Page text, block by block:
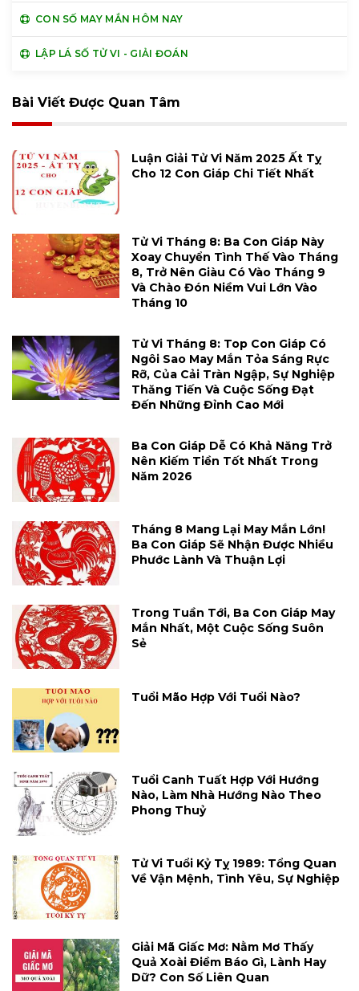
CON SỐ MAY MẮN HÔM NAY
LẬP LÁ SỐ TỬ VI - GIẢI ĐOÁN
Bài Viết Được Quan Tâm
Luận Giải Tử Vi Năm 2025 Ất Tỵ
Cho 12 Con Giáp Chi Tiết Nhất
Tử Vi Tháng 8: Ba Con Giáp Này
Xoay Chuyển Tình Thế Vào Tháng
8, Trở Nên Giàu Có Vào Tháng 9
Và Chào Đón Niềm Vui Lớn Vào
Tháng 10
Tử Vi Tháng 8: Top Con Giáp Có
Ngôi Sao May Mắn Tỏa Sáng Rực
Rỡ, Của Cải Tràn Ngập, Sự Nghiệp
Thăng Tiến Và Cuộc Sống Đạt
Đến Những Đỉnh Cao Mới
Ba Con Giáp Dễ Có Khả Năng Trở
Nên Kiếm Tiền Tốt Nhất Trong
Năm 2026
Tháng 8 Mang Lại May Mắn Lớn!
Ba Con Giáp Sẽ Nhận Được Nhiều
Phước Lành Và Thuận Lợi
Trong Tuần Tới, Ba Con Giáp May
Mắn Nhất, Một Cuộc Sống Suôn
Sẻ
Tuổi Mão Hợp Với Tuổi Nào?
Tuổi Canh Tuất Hợp Với Hướng
Nào, Làm Nhà Hướng Nào Theo
Phong Thuỷ
Tử Vi Tuổi Kỷ Tỵ 1989: Tổng Quan
Về Vận Mệnh, Tình Yêu, Sự Nghiệp
Giải Mã Giấc Mơ: Nằm Mơ Thấy
Quả Xoài Điềm Báo Gì, Lành Hay
Dữ? Con Số Liên Quan